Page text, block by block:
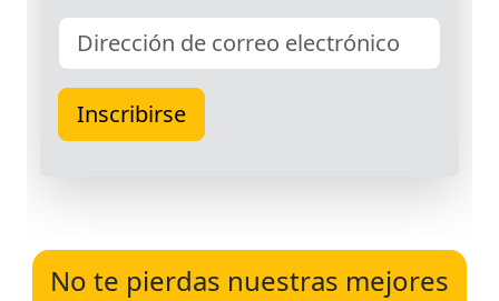
No te pierdas nuestras mejores